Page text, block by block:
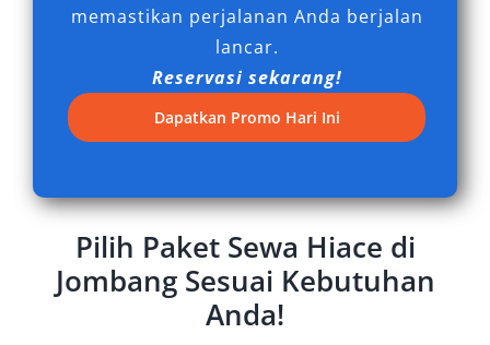
Tipe Mobil Hiace yang Kami
Sewakan di Jombang
Perjalanan bersama rombongan tentu
luas, fasilitas lengkap, dan kenyamanan yang
terjamin. Salah satu pilihan terbaik adalah
sewa mobil Hiace, yang sudah lama dikenal
sebagai kendaraan serbaguna untuk
perjalanan keluarga besar, rombongan wisata,
memastikan perjalanan Anda berjalan
lancar.
Reservasi sekarang!
Dapatkan Promo Hari Ini
Pilih Paket Sewa Hiace di
Jombang Sesuai Kebutuhan
Anda!